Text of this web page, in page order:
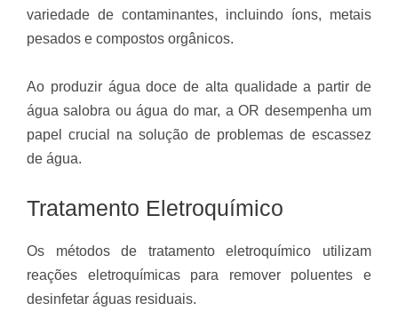
variedade de contaminantes, incluindo íons, metais
pesados e compostos orgânicos.
Ao produzir água doce de alta qualidade a partir de
água salobra ou água do mar, a OR desempenha um
papel crucial na solução de problemas de escassez
de água.
Tratamento Eletroquímico
Os métodos de tratamento eletroquímico utilizam
reações eletroquímicas para remover poluentes e
desinfetar águas residuais.